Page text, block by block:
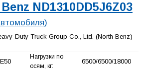
ND1310DD5J6Z03
Duty Truck Group Co., Ltd. (North Benz)
Нагрузки по
осям, кг:
6500/6500/18000